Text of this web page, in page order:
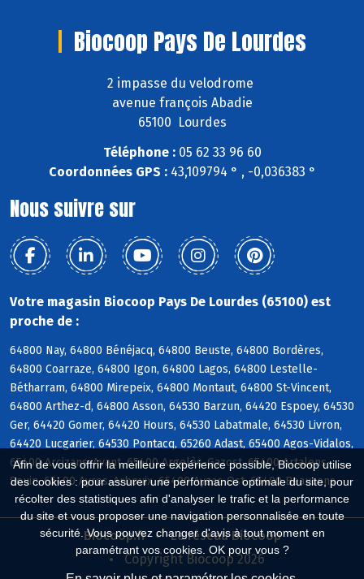
Afin de vous offrir la meilleure expérience possible, Biocoop utilise
des cookies : pour assurer une performance optimale du site, pour
récolter des statistiques afin d'analyser le trafic et la performance
du site et vous proposer une navigation personnalisée en toute
sécurité. Vous pouvez changer d'avis à tout moment en
paramétrant vos cookies. OK pour vous ?
Biocoop Pays De Lourdes
2 impasse du velodrome
avenue françois Abadie
65100 Lourdes
Téléphone :05 62 33 96 60
Coordonnées GPS :43,109794 ° , -0,036383 °
Nous suivre sur
Votre magasin Biocoop Pays De Lourdes (65100) est
proche de :
64800 Nay, 64800 Bénéjacq, 64800 Beuste, 64800 Bordères,
64800 Coarraze, 64800 Igon, 64800 Lagos, 64800 Lestelle-
Bétharram, 64800 Mirepeix, 64800 Montaut, 64800 St-Vincent,
64800 Arthez-d, 64800 Asson, 64530 Barzun, 64420 Espoey, 64530
Ger, 64420 Gomer, 64420 Hours, 64530 Labatmale, 64530 Livron,
64420 Lucgarier, 64530 Pontacq, 65260 Adast, 65400 Agos-Vidalos,
65400 Arcizans-Avant, 65400 Argelès-Gazost, 65400 Artalens-
Souin, 65400 Ayros-Arbouix, 65400 Ayzac-Ost, 65400 Beaucens
Biocoop.fr
Le réseau Biocoop
Copyright Biocoop 2026